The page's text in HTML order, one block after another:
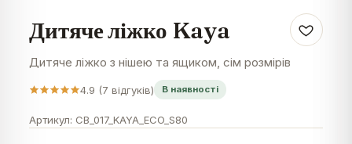
Дитяче ліжко Kaya
Дитяче ліжко з нішею та ящиком, сім розмірів
4.9 (7 відгуків) В наявності
Артикул: CB_017_KAYA_ECO_S80